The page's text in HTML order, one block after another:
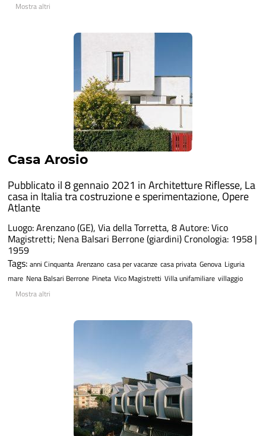
Mostra altri
Casa Arosio
Pubblicato il 8 gennaio 2021 inArchitetture Riflesse, La
casa in Italia tra costruzione e sperimentazione, Opere
Atlante
Luogo: Arenzano (GE), Via della Torretta, 8 Autore: Vico
Magistretti; Nena Balsari Berrone (giardini) Cronologia: 1958 |
1959
Tags: anni Cinquanta Arenzano casa per vacanze casa privata Genova Liguria
mare Nena Balsari Berrone Pineta Vico Magistretti Villa unifamiliare villaggio
Mostra altri